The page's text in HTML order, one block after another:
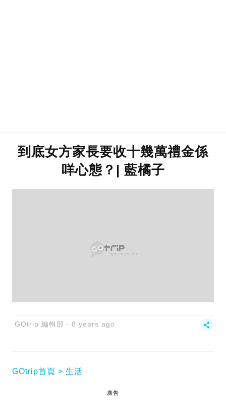
到底女方家長要收十幾萬禮金係
咩心態？| 藍橘子
GOtrip 編輯部 8 years ago
GOtrip首頁 生活
廣告